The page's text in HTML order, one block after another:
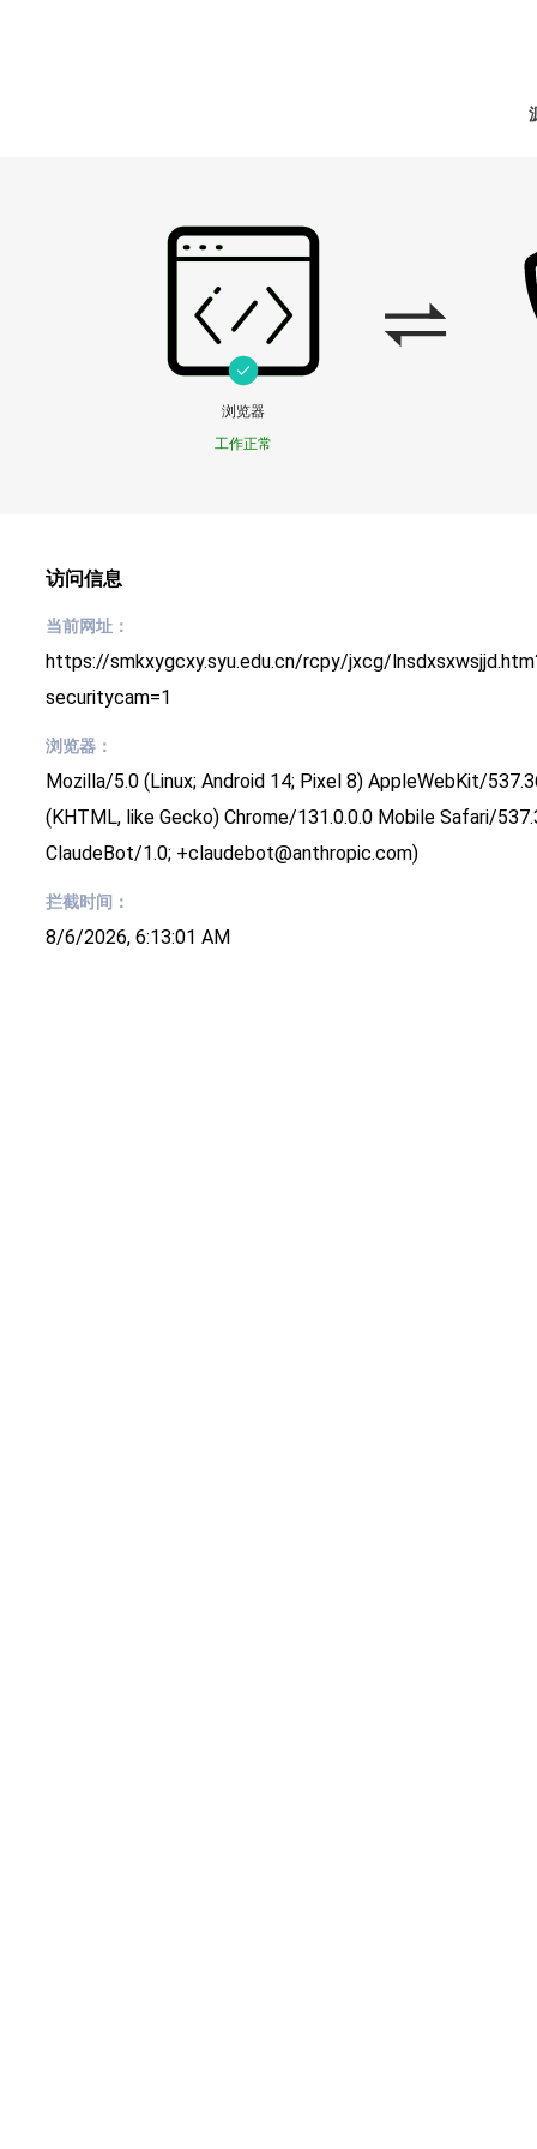
浏览器
工作正常
访问信息
当前网址：
https://smkxygcxy.syu.edu.cn/rcpy/jxcg/
securitycam=1
浏览器：
Mozilla/5.0 (Linux; Android 14; Pixel 8) AppleWebKit/
(KHTML, like Gecko) Chrome/131.0.0.0 Mobile Safari/
ClaudeBot/1.0; +claudebot@anthropic.com)
拦截时间：
8/6/2026, 6:13:01 AM